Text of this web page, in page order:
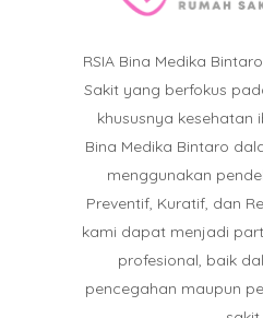
RSIA Bina Medika
Sakit yang berfokus
khususnya kesehatan
Bina Medika Bintaro
menggunakan
Preventif, Kuratif, dan
kami dapat menjadi
profesional, baik
pencegahan maupun